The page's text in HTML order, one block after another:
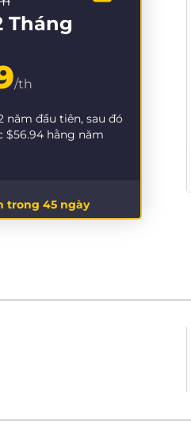
Tháng
/th
năm đầu tiên, sau đó
$56.94 hằng năm
trong 45 ngày